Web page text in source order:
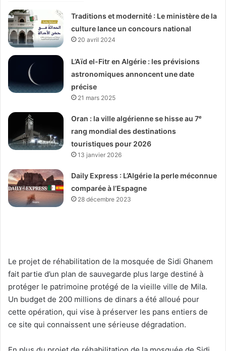
Traditions et modernité : Le ministère de la
culture lance un concours national
20 avril 2024
L’Aïd el-Fitr en Algérie : les prévisions
astronomiques annoncent une date
précise
21 mars 2025
Oran : la ville algérienne se hisse au 7ᵉ
rang mondial des destinations
touristiques pour 2026
13 janvier 2026
Daily Express : L’Algérie la perle méconnue
comparée à l’Espagne
28 décembre 2023
Le projet de réhabilitation de la mosquée de Sidi Ghanem
fait partie d’un plan de sauvegarde plus large destiné à
protéger le patrimoine protégé de la vieille ville de Mila.
Un budget de 200 millions de dinars a été alloué pour
cette opération, qui vise à préserver les pans entiers de
ce site qui connaissent une sérieuse dégradation.